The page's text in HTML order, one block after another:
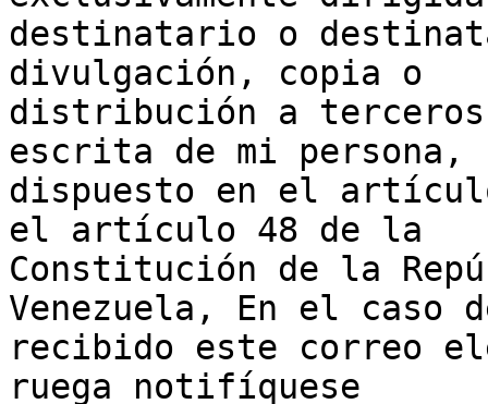
destinatario o
divulgación, copia o
distribución a
escrita de mi persona,
dispuesto en el
el artículo 48 de la
Constitución de la
Venezuela, En el caso
recibido este correo
ruega notifíquese